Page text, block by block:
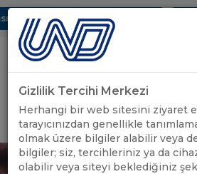
Dijital UBAK Bölümü Hakkında
Uluslararası Nakliyeciler
Gizlilik Tercihi Merkezi
Herhangi bir web sitesini ziyaret
tarayıcınızdan genellikle
olmak üzere bilgiler alabilir veya
bilgiler; siz, tercihleriniz ya da
olabilir veya siteyi beklediğiniz